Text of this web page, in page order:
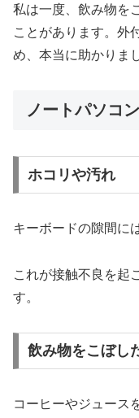
私は一度、飲み物を
ことがあります。外
め、本当に助かりま
ノートパソコ
ホコリや汚れ
キーボードの隙間に
これが接触不良を起
す。
飲み物をこぼし
コーヒーやジュース